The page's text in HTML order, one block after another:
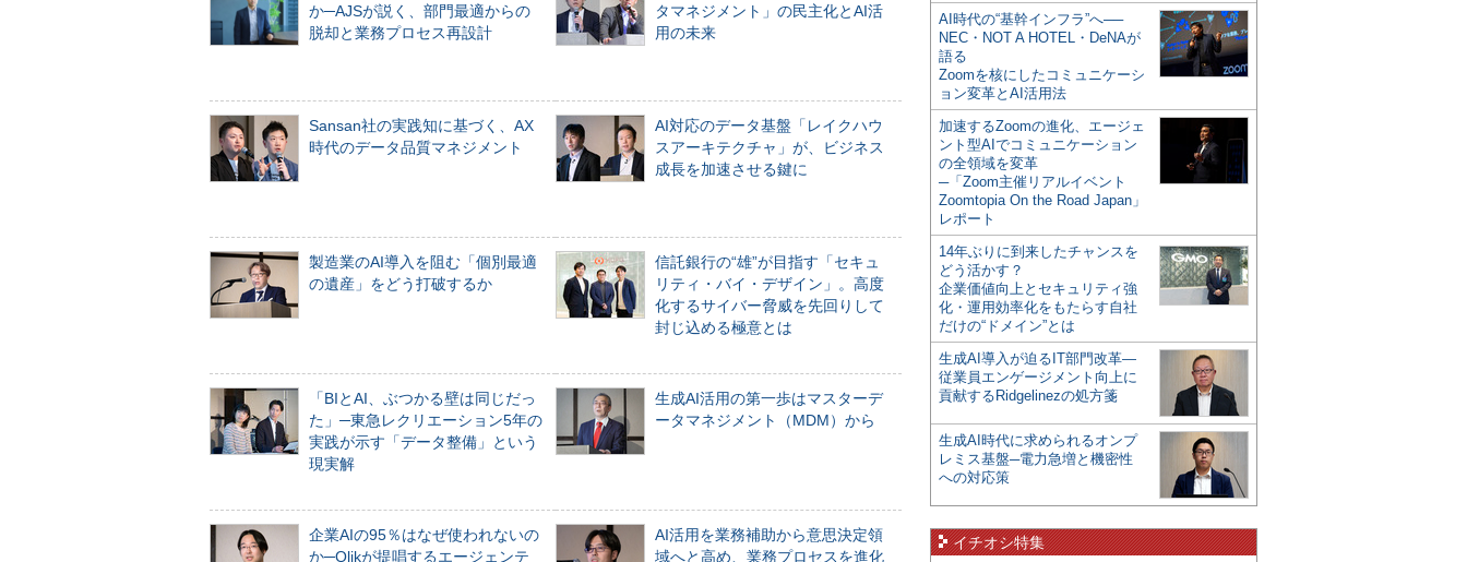
か─AJSが説く、部門最適からの
脱却と業務プロセス再設計
タマネジメント」の民主化とAI活
用の未来
Sansan社の実践知に基づく、AX
時代のデータ品質マネジメント
AI対応のデータ基盤「レイクハウ
スアーキテクチャ」が、ビジネス
成長を加速させる鍵に
製造業のAI導入を阻む「個別最適
の遺産」をどう打破するか
信託銀行の“雄”が目指す「セキュ
リティ・バイ・デザイン」。高度
化するサイバー脅威を先回りして
封じ込める極意とは
「BIとAI、ぶつかる壁は同じだっ
た」─東急レクリエーション5年の
実践が示す「データ整備」という
現実解
生成AI活用の第一歩はマスターデ
ータマネジメント（MDM）から
企業AIの95％はなぜ使われないの
か─Qlikが提唱するエージェンテ
AI活用を業務補助から意思決定領
域へと高め、業務プロセスを進化
AI時代の“基幹インフラ”へ──
NEC・NOT A HOTEL・DeNAが
語る
Zoomを核にしたコミュニケーシ
ョン変革とAI活用法
加速するZoomの進化、エージェ
ント型AIでコミュニケーション
の全領域を変革
─「Zoom主催リアルイベント
Zoomtopia On the Road Japan」
レポート
14年ぶりに到来したチャンスを
どう活かす？
企業価値向上とセキュリティ強
化・運用効率化をもたらす自社
だけの“ドメイン”とは
生成AI導入が迫るIT部門改革―
従業員エンゲージメント向上に
貢献するRidgelinezの処方箋
生成AI時代に求められるオンプ
レミス基盤─電力急増と機密性
への対応策
イチオシ特集